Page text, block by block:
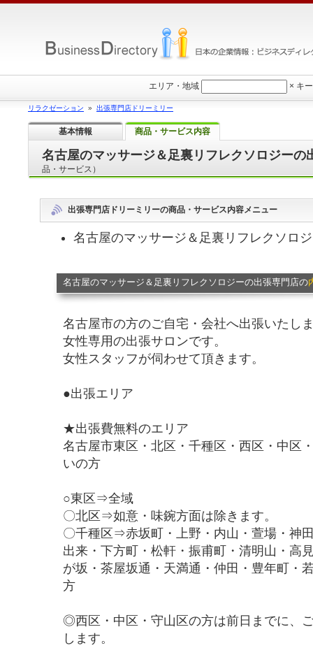
名古屋のマッサージ＆足裏リフレクソロジーの
品・サービス）
出張専門店ドリーミリーの商品・サービス内容メニュー
名古屋のマッサージ＆足裏リフレクソロ
名古屋のマッサージ＆足裏リフレクソロジーの出張専門店の
名古屋市の方のご自宅・会社へ出張いたし
女性専用の出張サロンです。
女性スタッフが伺わせて頂きます。
●出張エリア
★出張費無料のエリア
名古屋市東区・北区・千種区・西区・中区
いの方
○東区⇒全域
〇北区⇒如意・味鋺方面は除きます。
〇千種区⇒赤坂町・上野・内山・萱場・神
出来・下方町・松軒・振甫町・清明山・高
が坂・茶屋坂通・天満通・仲田・豊年町・
方
◎西区・中区・守山区の方は前日までに、
します。
エリア・地域 × キ
リラクゼーション » 出張専門店ドリーミリー
基本情報 商品・サービス内容